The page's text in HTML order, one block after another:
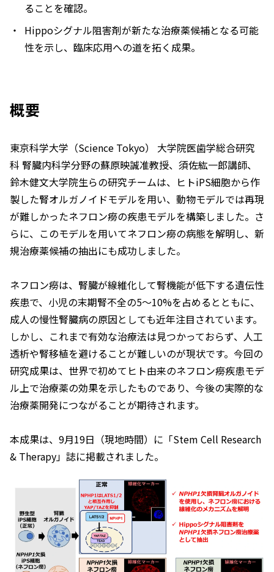
ることを確認。
Hippoシグナル阻害剤が新たな治療薬候補となる可能
性を示し、臨床応用への道を拓く成果。
概要
東京科学大学（Science Tokyo） 大学院医歯学総合研究
科 腎臓内科学分野の蘇原映誠准教授、須佐紘一郎講師、
鈴木健文大学院生らの研究チームは、ヒトiPS細胞から作
製した腎オルガノイドモデルを用い、動物モデルでは再現
が難しかったネフロン癆の疾患モデルを構築しました。さ
らに、このモデルを用いてネフロン癆の病態を解明し、新
規治療薬候補の抽出にも成功しました。
ネフロン癆は、腎臓が線維化して腎機能が低下する遺伝性
疾患で、小児の末期腎不全の5～10%を占めるとともに、
成人の慢性腎臓病の原因としても近年注目されています。
しかし、これまで有効な治療法は見つかっておらず、人工
透析や腎移植を避けることが難しいのが現状です。今回の
研究成果は、世界で初めてヒト由来のネフロン癆疾患モデ
ル上で治療薬の効果を示したものであり、今後の実際的な
治療薬開発につながることが期待されます。
本成果は、9月19日（現地時間）に「Stem Cell Research
& Therapy」誌に掲載されました。